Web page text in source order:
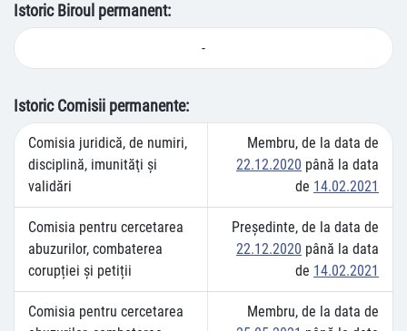
Istoric Biroul permanent:
-
Istoric Comisii permanente:
Comisia juridică, de numiri,
disciplină, imunităţi şi
validări
Membru, de la data de
22.12.2020 până la data
de 14.02.2021
Comisia pentru cercetarea
abuzurilor, combaterea
corupției și petiții
Preşedinte, de la data de
22.12.2020 până la data
de 14.02.2021
Comisia pentru cercetarea
Membru, de la data de